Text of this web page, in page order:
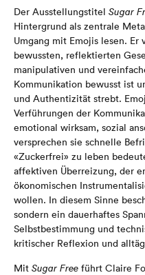
Der Ausstellungstitel Sugar
Hintergrund als zentrale
Umgang mit Emojis lesen.
bewussten, reflektierten
manipulativen und
Kommunikation bewusst ist
und Authentizität strebt.
Verführungen der
emotional wirksam, sozial
versprechen sie schnelle
«Zuckerfrei» zu leben
affektiven Überreizung, der
ökonomischen
wollen. In diesem Sinne
sondern ein dauerhaftes
Selbstbestimmung und
kritischer Reflexion und
Mit Sugar Free führt Claire